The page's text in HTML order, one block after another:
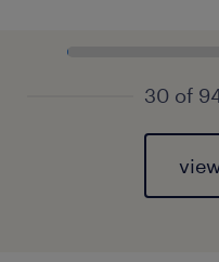
30 of